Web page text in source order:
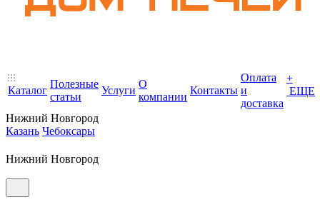
Каталог
Полезные
статьи
Услуги
О
компании
Контакты
Оплата
и
доставка
+
ЕЩЕ
Нижний Новгород
Казань Чебоксары
Нижний Новгород